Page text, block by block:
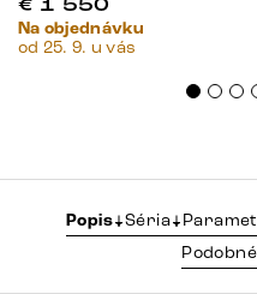
€ 1 550
Na objednávku
od 25. 9. u vás
Popis Séria